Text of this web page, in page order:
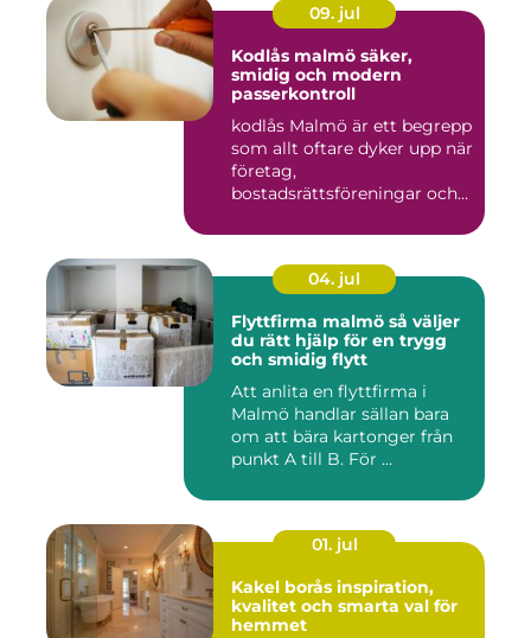
09. jul
Kodlås malmö säker,
smidig och modern
passerkontroll
kodlås Malmö är ett begrepp
som allt oftare dyker upp när
företag,
bostadsrättsföreningar och
04. jul
Flyttfirma malmö så väljer
du rätt hjälp för en trygg
och smidig flytt
Att anlita en flyttfirma i
Malmö handlar sällan bara
om att bära kartonger från
punkt A till B. För ...
01. jul
Kakel borås inspiration,
kvalitet och smarta val för
hemmet